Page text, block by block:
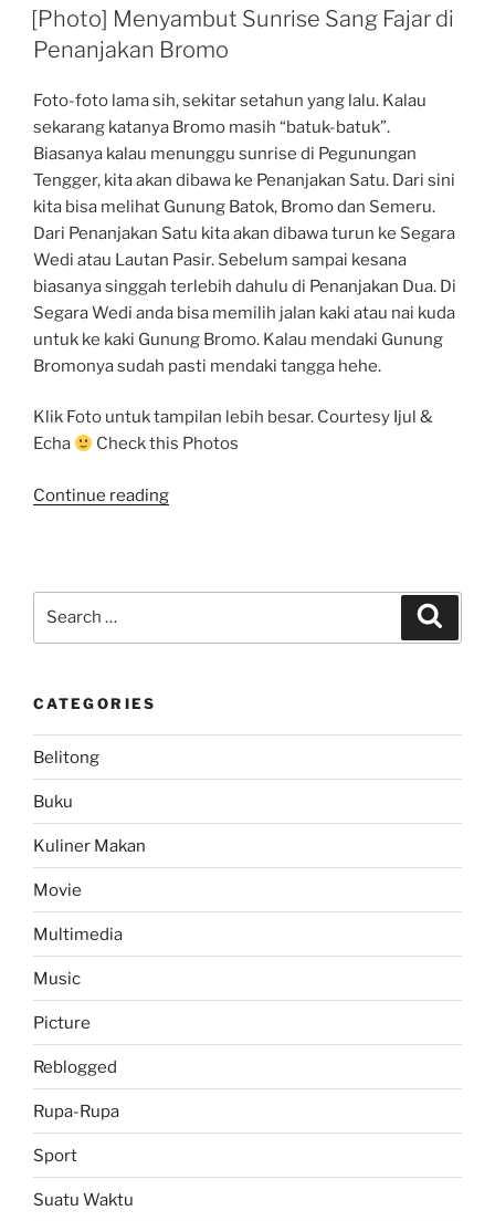
Graffiti,
These
Nothing
:D”
ON
[Photo] Menyambut Sunrise Sang Fajar di
Penanjakan Bromo
Foto-foto lama sih, sekitar setahun yang lalu. Kalau
sekarang katanya Bromo masih “batuk-batuk”.
Biasanya kalau menunggu sunrise di Pegunungan
Tengger, kita akan dibawa ke Penanjakan Satu. Dari sini
kita bisa melihat Gunung Batok, Bromo dan Semeru.
Dari Penanjakan Satu kita akan dibawa turun ke Segara
Wedi atau Lautan Pasir. Sebelum sampai kesana
biasanya singgah terlebih dahulu di Penanjakan Dua. Di
Segara Wedi anda bisa memilih jalan kaki atau nai kuda
untuk ke kaki Gunung Bromo. Kalau mendaki Gunung
Bromonya sudah pasti mendaki tangga hehe.
Klik Foto untuk tampilan lebih besar. Courtesy Ijul &
Echa
Check this Photos
Continue reading“[Photo]
CATEGORIES
Belitong
Buku
Kuliner Makan
Movie
Multimedia
Music
Picture
Reblogged
Rupa-Rupa
Sport
Suatu Waktu